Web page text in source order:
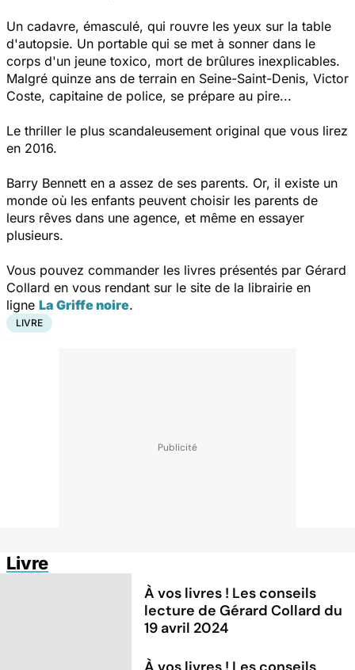
Un cadavre, émasculé, qui rouvre les yeux sur la table
d'autopsie. Un portable qui se met à sonner dans le
corps d'un jeune toxico, mort de brûlures inexplicables.
Malgré quinze ans de terrain en Seine-Saint-Denis, Victor
Coste, capitaine de police, se prépare au pire...
Le thriller le plus scandaleusement original que vous lirez
en 2016.
Barry Bennett en a assez de ses parents. Or, il existe un
monde où les enfants peuvent choisir les parents de
leurs rêves dans une agence, et même en essayer
plusieurs.
Vous pouvez commander les livres présentés par Gérard
Collard en vous rendant sur le site de la librairie en
ligne La Griffe noire.
LIVRE
Livre
À vos livres ! Les conseils
lecture de Gérard Collard du
19 avril 2024